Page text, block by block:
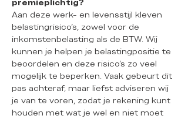
premieplichtig?
Aan deze werk- en levensstijl kleven
belastingrisico’s, zowel voor de
inkomstenbelasting als de BTW. Wij
kunnen je helpen je belastingpositie te
beoordelen en deze risico’s zo veel
mogelijk te beperken. Vaak gebeurt dit
pas achteraf, maar liefst adviseren wij
je van te voren, zodat je rekening kunt
houden met wat je wel en niet moet